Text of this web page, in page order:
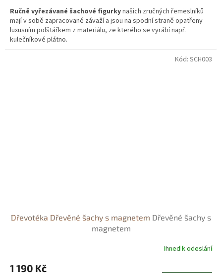
Ručně vyřezávané šachové figurkynašich zručných řemeslníků
mají v sobě zapracované závaží a jsou na spodní straně opatřeny
luxusním polštářkem z materiálu, ze kterého se vyrábí např.
kulečníkové plátno.
bude potěšení rozdávat na
Dřevotéka Dřevěné šachy s magnetem Dřevěné šachy s
magnetem
Ihned k odeslání
1 190 Kč
Kód: SCH003